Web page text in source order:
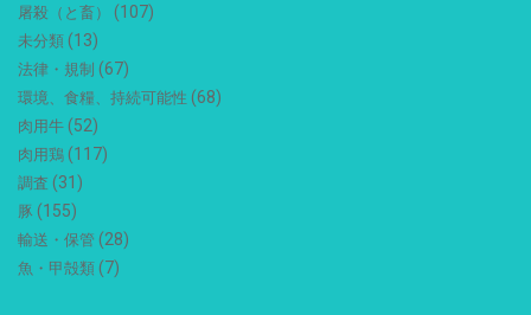
屠殺（と畜） (107)
未分類 (13)
法律・規制 (67)
環境、食糧、持続可能性 (68)
肉用牛 (52)
肉用鶏 (117)
調査 (31)
豚 (155)
輸送・保管 (28)
魚・甲殻類 (7)